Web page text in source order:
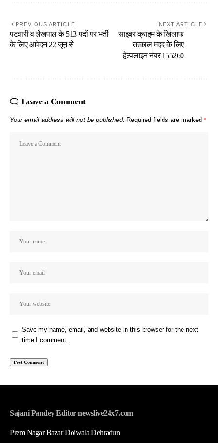
PREVIOUS ARTICLE
पटवारी व लेखपाल के 513 पदों पर भर्ती
के लिए आवेदन 22 जून से
NEXT ARTICLE
साइबर क्राइम के खिलाफ
तत्काल मदद के लिए
हेल्पलाइन नंबर 155260
Leave a Comment
Your email address will not be published. Required fields are marked *
Save my name, email, and website in this browser for the next
time I comment.
Sajani Pandey Editor newslive24x7.com
Prem Nagar Bazar Doiwala Dehradun